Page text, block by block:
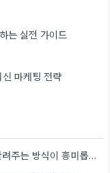
는 실전 가이드
마케팅 전략
사이트맵이 검색 엔진에게 웹사이트 구조를 알려주는 방식이 흥미롭네요. 특히, CMS 플러그인을 통해 자동으로 관리하는 부분은…